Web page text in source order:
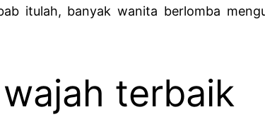
itulah, banyak wanita berlomba
terbaik